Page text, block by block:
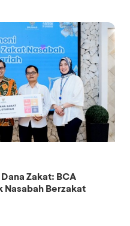
Zakat: BCA
Nasabah Berzakat